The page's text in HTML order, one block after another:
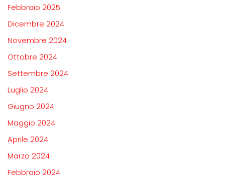
Febbraio 2025
Dicembre 2024
Novembre 2024
Ottobre 2024
Settembre 2024
Luglio 2024
Giugno 2024
Maggio 2024
Aprile 2024
Marzo 2024
Febbraio 2024